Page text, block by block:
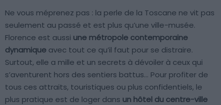
Ne vous méprenez pas : la perle de la Toscane ne vit pas
seulement au passé et est plus qu’une ville-musée.
Florence est aussi une métropole contemporaine
dynamique avec tout ce qu’il faut pour se distraire.
Surtout, elle a mille et un secrets à dévoiler à ceux qui
s’aventurent hors des sentiers battus… Pour profiter de
tous ces attraits, touristiques ou plus confidentiels, le
plus pratique est de loger dans un hôtel du centre-ville